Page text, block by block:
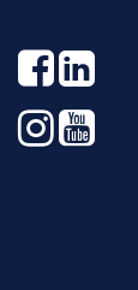
Facebook
Instagram